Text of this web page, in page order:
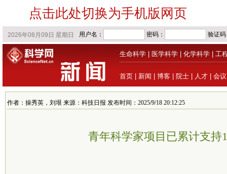
点击此处切换为手机版网页
生命科学 医学科学 化学科学 工
首页 新闻 博客 院士 人才 会议
作者：操秀英，刘垠 来源：科技日报 发布时间：2025/9/18 20:12:25
青年科学家项目已累计支持